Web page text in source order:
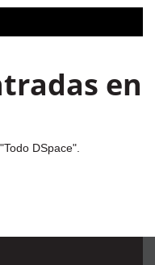
en
DSpace".